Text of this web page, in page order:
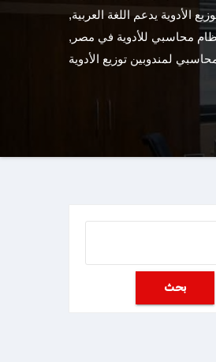
الأدوية يدعم اللغة العربية,
محاسبي للأدوية في مصر ,
لمندوبين توزيع الأدوية